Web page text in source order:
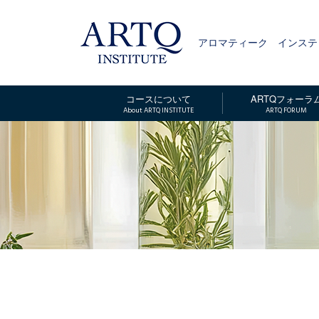
INSTITUTE
アロマティーク インス
コースについて
About ARTQ INSTITUTE
ARTQフォーラ
ARTQ FORUM